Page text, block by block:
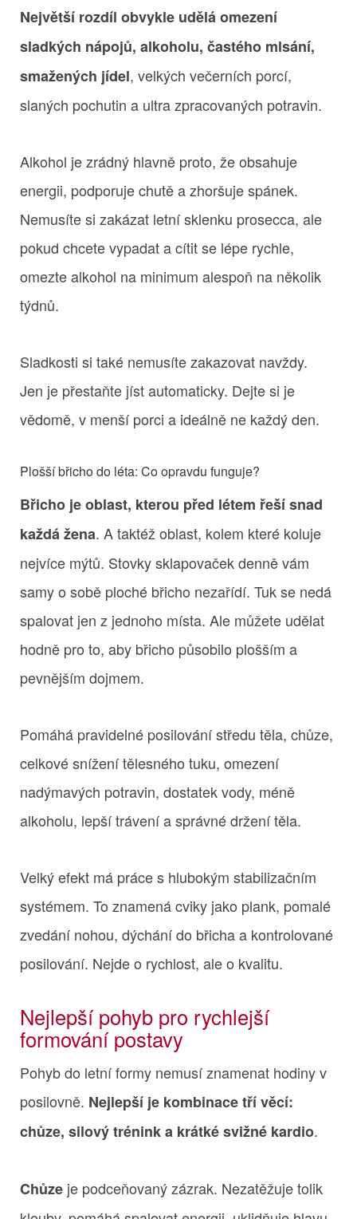
Největší rozdíl obvykle udělá omezení
sladkých nápojů, alkoholu, častého mlsání,
smažených jídel, velkých večerních porcí,
slaných pochutin a ultra zpracovaných potravin.
Alkohol je zrádný hlavně proto, že obsahuje
energii, podporuje chutě a zhoršuje spánek.
Nemusíte si zakázat letní sklenku prosecca, ale
pokud chcete vypadat a cítit se lépe rychle,
omezte alkohol na minimum alespoň na několik
týdnů.
Sladkosti si také nemusíte zakazovat navždy.
Jen je přestaňte jíst automaticky. Dejte si je
vědomě, v menší porci a ideálně ne každý den.
Plošší břicho do léta: Co opravdu funguje?
Břicho je oblast, kterou před létem řeší snad
každá žena. A taktéž oblast, kolem které koluje
nejvíce mýtů. Stovky sklapovaček denně vám
samy o sobě ploché břicho nezařídí. Tuk se nedá
spalovat jen z jednoho místa. Ale můžete udělat
hodně pro to, aby břicho působilo plošším a
pevnějším dojmem.
Pomáhá pravidelné posilování středu těla, chůze,
celkové snížení tělesného tuku, omezení
nadýmavých potravin, dostatek vody, méně
alkoholu, lepší trávení a správné držení těla.
Velký efekt má práce s hlubokým stabilizačním
systémem. To znamená cviky jako plank, pomalé
zvedání nohou, dýchání do břicha a kontrolované
posilování. Nejde o rychlost, ale o kvalitu.
Nejlepší pohyb pro rychlejší
formování postavy
Pohyb do letní formy nemusí znamenat hodiny v
posilovně. Nejlepší je kombinace tří věcí:
chůze, silový trénink a krátké svižné kardio.
Chůze je podceňovaný zázrak. Nezatěžuje tolik